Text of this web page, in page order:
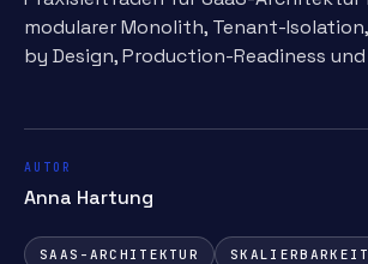
modularer Monolith, Tenant-
by Design, Production-Readiness
AUTOR
Anna Hartung
SAAS-ARCHITEKTUR SKALIERBARKEIT